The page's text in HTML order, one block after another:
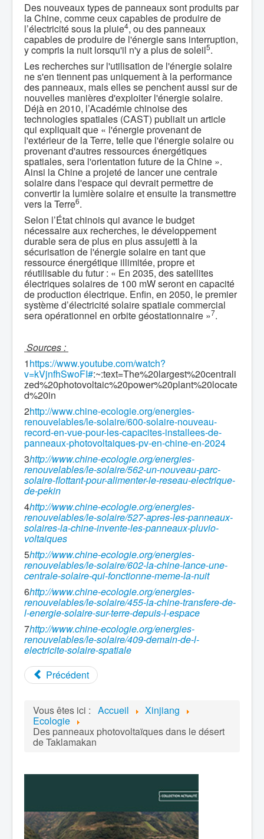
Des nouveaux types de panneaux sont produits par
la Chine, comme ceux capables de produire de
l’électricité sous la pluie4, ou des panneaux
capables de produire de l'énergie sans interruption,
y compris la nuit lorsqu'il n'y a plus de soleil5.
Les recherches sur l'utilisation de l'énergie solaire
ne s'en tiennent pas uniquement à la performance
des panneaux, mais elles se penchent aussi sur de
nouvelles manières d'exploiter l'énergie solaire.
Déjà en 2010, l’Académie chinoise des
technologies spatiales (CAST) publiait un article
qui expliquait que « l'énergie provenant de
l'extérieur de la Terre, telle que l'énergie solaire ou
provenant d'autres ressources énergétiques
spatiales, sera l'orientation future de la Chine ».
Ainsi la Chine a projeté de lancer une centrale
solaire dans l'espace qui devrait permettre de
convertir la lumière solaire et ensuite la transmettre
vers la Terre6.
Selon l’État chinois qui avance le budget
nécessaire aux recherches, le développement
durable sera de plus en plus assujetti à la
sécurisation de l'énergie solaire en tant que
ressource énergétique illimitée, propre et
réutilisable du futur : « En 2035, des satellites
électriques solaires de 100 mW seront en capacité
de production électrique. Enfin, en 2050, le premier
système d’électricité solaire spatiale commercial
sera opérationnel en orbite géostationnaire »7.
Sources :
1https://www.youtube.com/watch?
v=kVjnfhSwoFI#:~:text=The%20largest%20centrali
zed%20photovoltaic%20power%20plant%20locate
d%20in
2http://www.chine-ecologie.org/energies-
renouvelables/le-solaire/600-solaire-nouveau-
record-en-vue-pour-les-capacites-installees-de-
panneaux-photovoltaiques-pv-en-chine-en-2024
3http://www.chine-ecologie.org/energies-
renouvelables/le-solaire/562-un-nouveau-parc-
solaire-flottant-pour-alimenter-le-reseau-electrique-
de-pekin
4http://www.chine-ecologie.org/energies-
renouvelables/le-solaire/527-apres-les-panneaux-
solaires-la-chine-invente-les-panneaux-pluvio-
voltaiques
5http://www.chine-ecologie.org/energies-
renouvelables/le-solaire/602-la-chine-lance-une-
centrale-solaire-qui-fonctionne-meme-la-nuit
6http://www.chine-ecologie.org/energies-
renouvelables/le-solaire/455-la-chine-transfere-de-
l-energie-solaire-sur-terre-depuis-l-espace
7http://www.chine-ecologie.org/energies-
renouvelables/le-solaire/409-demain-de-l-
electricite-solaire-spatiale
Précédent
Vous êtes ici : Accueil Xinjiang
Ecologie
Des panneaux photovoltaïques dans le désert
de Taklamakan